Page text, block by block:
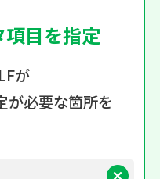
目を指定
が
が必要な箇所を